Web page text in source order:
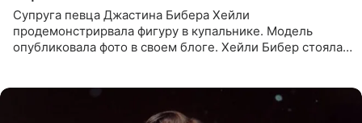
Супруга певца Джастина Бибера Хейли
продемонстрирвала фигуру в купальнике. Модель
опубликовала фото в своем блоге. Хейли Бибер стояла